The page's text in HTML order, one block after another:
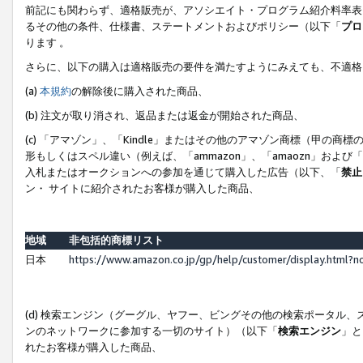
前記にも関わらず、適格販売が、アソシエイト・プログラム紹介料率
るその他の条件、仕様書、ステートメントおよびポリシー（以下「プ
ります 。
さらに、以下の購入は適格販売の要件を満たすようにみえても、不適
(a) 本規約の解除後に購入された商品、
(b) 注文が取り消され、返品または返金が開始された商品、
(c) 「アマゾン」、「Kindle」またはその他のアマゾン商標（甲の商
形もしくはスペル違い（例えば、「ammazon」、「amaozn」および
入札またはオークションへの参加を通じて購入した広告（以下、「禁
ン・ サイトに紹介されたお客様が購入した商品、
地域
非包括的商標リスト
日本
https://www.amazon.co.jp/gp/help/customer/
(d) 検索エンジン（グーグル、ヤフー、ビングその他の検索ポータル
ンのネットワークに参加する一切のサイト）（以下「検索エンジン 」
れたお客様が購入した商品、